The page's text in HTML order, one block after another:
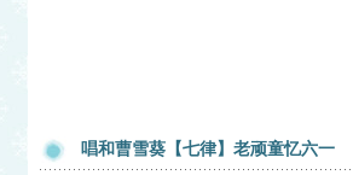
唱和曹雪葵【七律】老顽童忆六一